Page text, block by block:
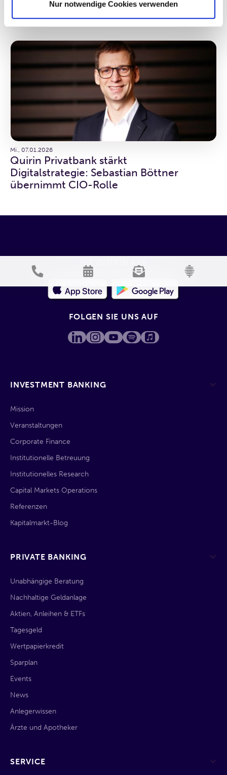
Nur notwendige Cookies verwenden
Volker Fentz leitet seit Jahresbeginn
die Quirin Privatbank in Wiesbaden
Mi., 07.01.2026
Quirin Privatbank stärkt
Digitalstrategie: Sebastian Böttner
übernimmt CIO-Rolle
INVESTMENT BANKING
Mission
Veranstaltungen
Corporate Finance
Institutionelle Betreuung
Institutionelles Research
Capital Markets Operations
Referenzen
Kapitalmarkt-Blog
PRIVATE BANKING
Unabhängige Beratung
Nachhaltige Geldanlage
Aktien, Anleihen & ETFs
Tagesgeld
Wertpapierkredit
Sparplan
Events
News
Anlegerwissen
Ärzte und Apotheker
SERVICE
DIE QUIRIN APP
FOLGEN SIE UNS AUF